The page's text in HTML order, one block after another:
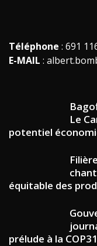
Téléphone : 691
E-MAIL :
Le
potentiel
équitable des
prélude à la COP31